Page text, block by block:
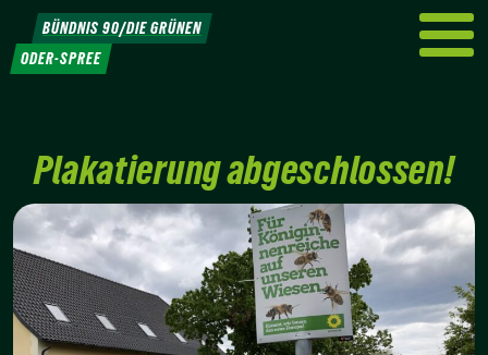
Weiter
zum
Inhalt
BÜNDNIS 90/DIE GRÜNEN
ODER-SPREE
Plakatierung abgeschlossen!